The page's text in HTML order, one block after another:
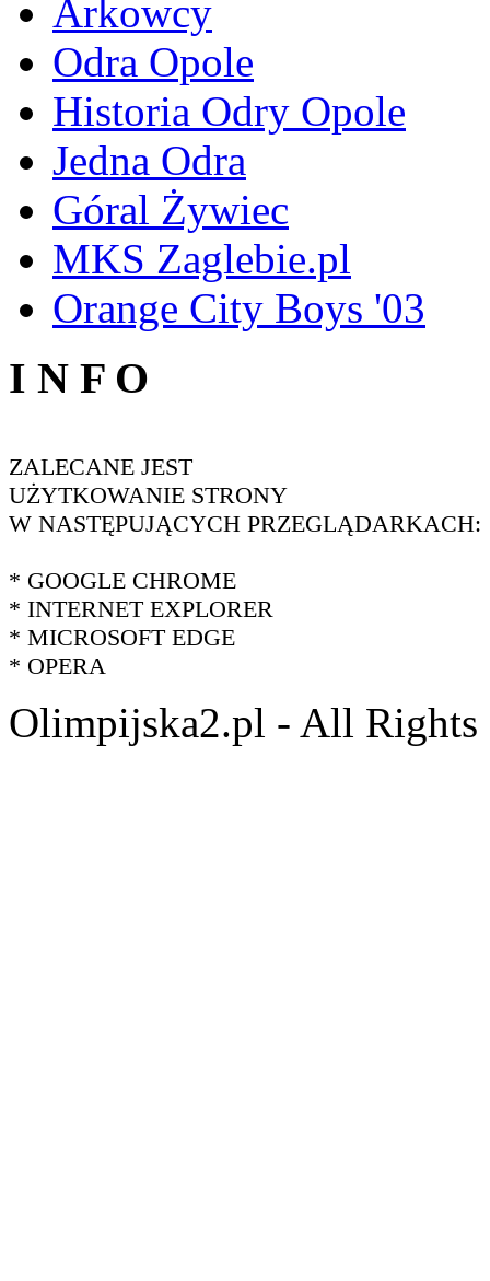
Arkowcy
Odra Opole
Historia Odry Opole
Jedna Odra
Góral Żywiec
MKS Zaglebie.pl
Orange City Boys '03
I N F O
ZALECANE JEST
UŻYTKOWANIE STRONY
W NASTĘPUJĄCYCH PRZEGLĄDARKACH:
* GOOGLE CHROME
* INTERNET EXPLORER
* MICROSOFT EDGE
* OPERA
Olimpijska2.pl - All Rights